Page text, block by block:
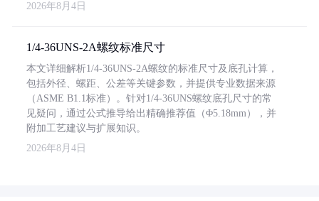
2026年8月4日
1/4-36UNS-2A螺纹标准尺寸
本文详细解析1/4-36UNS-2A螺纹的标准尺寸及底孔计算，
包括外径、螺距、公差等关键参数，并提供专业数据来源
（ASME B1.1标准）。针对1/4-36UNS螺纹底孔尺寸的常
见疑问，通过公式推导给出精确推荐值（Φ5.18mm），并
附加工艺建议与扩展知识。
2026年8月4日